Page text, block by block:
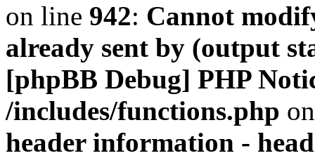
on line 942: Cannot
already sent by (output
[phpBB Debug] PHP
/includes/functions.php
header information -